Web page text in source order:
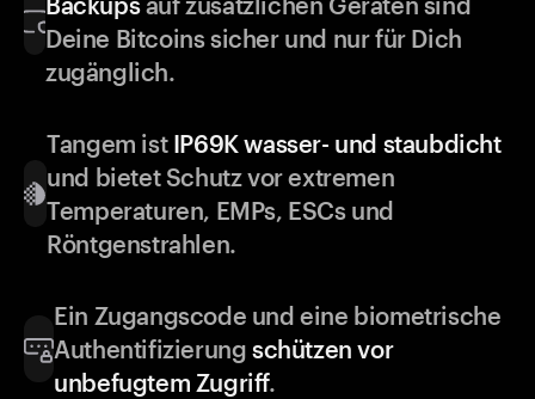
Deine Bitcoins sicher und nur für Dich
zugänglich.
Tangem ist IP69K wasser- und staubdicht
und bietet Schutz vor extremen
Temperaturen, EMPs, ESCs und
Röntgenstrahlen.
Ein Zugangscode und eine biometrische
Authentifizierung schützen vor
unbefugtem Zugriff.